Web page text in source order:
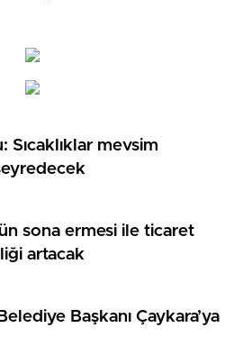
mevsim
sona ermesi ile ticaret
artacak
Başkanı Çaykara’ya